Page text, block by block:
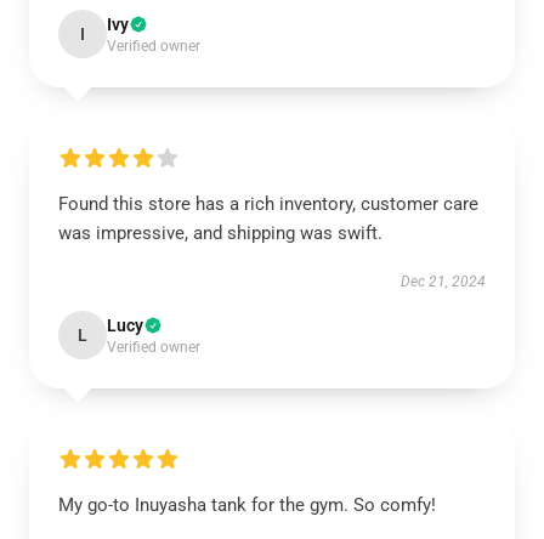
I Ivy
Verified owner
Found this store has a rich inventory, customer care
was impressive, and shipping was swift.
Dec 21, 2024
L Lucy
Verified owner
My go-to Inuyasha tank for the gym. So comfy!